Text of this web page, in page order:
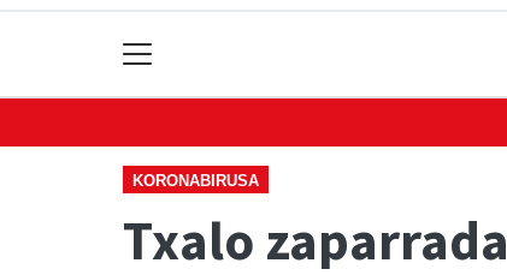
KORONABIRUSA
Txalo